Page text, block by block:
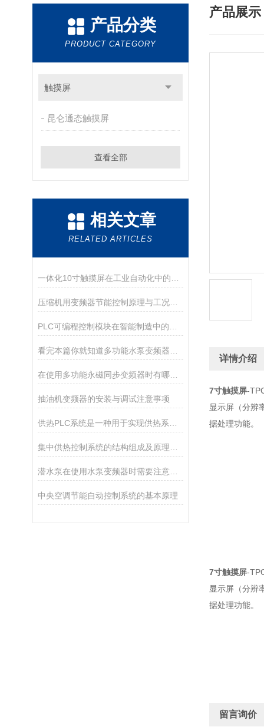
产品分类
PRODUCT CATEGORY
触摸屏
昆仑通态触摸屏
查看全部
相关文章
RELATED ARTICLES
压缩机用变频器节能控制原理与工况适配分析
在使用多功能永磁同步变频器时有哪些注意事项呢
抽油机变频器的安装与调试注意事项
潜水泵在使用水泵变频器时需要注意什么呢
中央空调节能自动控制系统的基本原理
产品展示
详情介绍
7寸触摸屏-
显示屏（分辨
据处理功能。
7寸触摸屏-
显示屏（分辨
据处理功能。
留言询价